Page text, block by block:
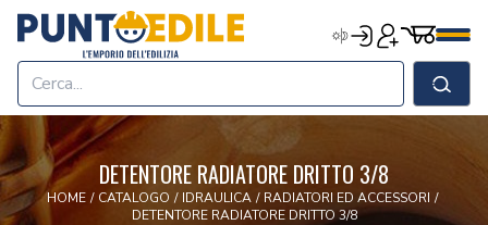
Edilizia Punto EdileAccediRegistrati
Cerca
Home
Chi Siamo
Termini & Condizioni
Contatti
DETENTORE RADIATORE DRITTO 3/8
HOME / CATALOGO / IDRAULICA / RADIATORI ED ACCESSORI /
DETENTORE RADIATORE DRITTO 3/8